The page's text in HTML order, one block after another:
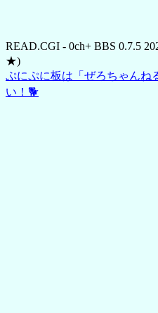
READ.CGI - 0ch+ BBS 0.7.5
★)
ぷにぷに板は「ぜろちゃんね
い！🐕